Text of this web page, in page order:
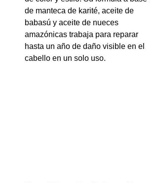
de manteca de karité, aceite de
babasú y aceite de nueces
amazónicas trabaja para reparar
hasta un año de daño visible en el
cabello en un solo uso.